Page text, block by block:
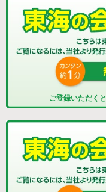
ご登録いただくと